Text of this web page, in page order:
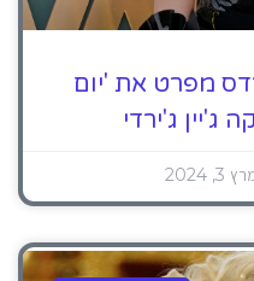
מפרט את 'יום
ג'יין ג'ירדי
3, 2024